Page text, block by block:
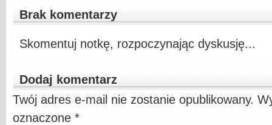
Brak komentarzy
Skomentuj notkę, rozpoczynając dyskusję...
Dodaj komentarz
Twój adres e-mail nie zostanie opublikowany.
oznaczone *